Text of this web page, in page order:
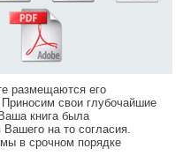
размещаются его
свои глубочайшие
книга была
Вашего на то согласия.
в срочном порядке